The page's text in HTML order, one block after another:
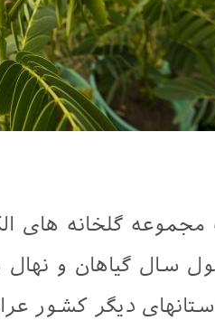
مجموعه گلخانه های
سال گیاهان و
استانهای دیگر كشور